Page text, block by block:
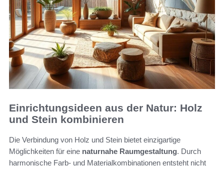
Einrichtungsideen aus der Natur: Holz
und Stein kombinieren
Die Verbindung von Holz und Stein bietet einzigartige
Möglichkeiten für eine naturnahe Raumgestaltung. Durch
harmonische Farb- und Materialkombinationen entsteht nicht